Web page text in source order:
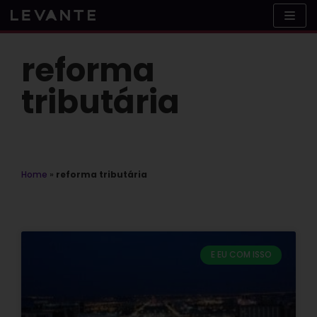
Skip
to
reforma
tributária
Home » reforma tributária
E EU COM ISSO